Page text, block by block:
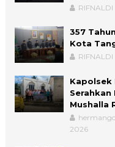
RIFNALDI
357
Kota
RIFNALDI
Kapolsek
Mushalla
2026